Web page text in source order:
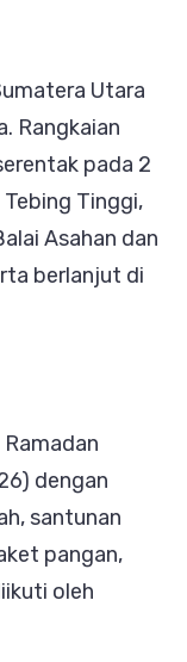
Utara
Rangkaian
pada 2
Tinggi,
Asahan dan
berlanjut di
dengan
santunan
pangan,
oleh